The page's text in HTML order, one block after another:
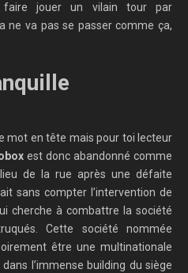
jouer un vilain tour par
ne va pas se passer comme ça,
mot en tête mais pour toi lecteur
est donc abandonné comme
de la rue après une défaite
sans compter l’intervention de
cherche à combattre la société
Cette société nommée
être une multinationale
l’immense building du siège